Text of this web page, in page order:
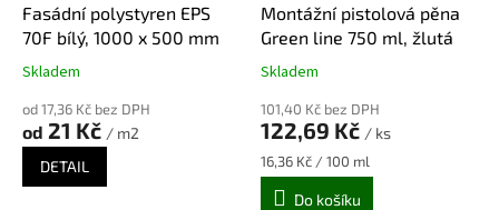
e
o
n
s
Fasádní polystyren EPS
70F bílý, 1000 x 500 mm
Průměrné
produktu
je
Skladem
od 17,36 Kč bez DPH
od 21 Kč / m2
DETAIL
Montážní pistolová pěna
Green line 750 ml, žlutá
Průměrné
produktu
je
5,0
z
Skladem
101,40 Kč bez DPH
122,69 Kč / ks
Měrná
cena:
16,36 Kč / 100 ml
Do košíku